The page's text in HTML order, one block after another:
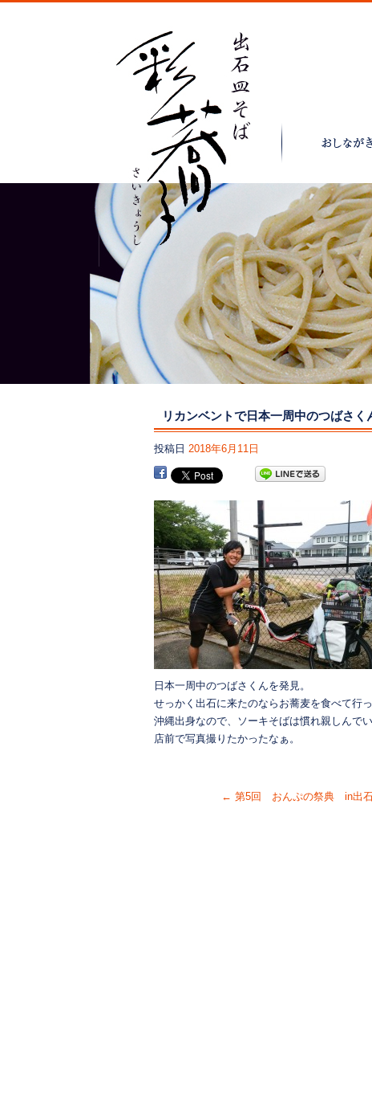
リカンベントで日本一周中のつばさく
投稿日 2018年6月11日
日本一周中のつばさくんを発見。
せっかく出石に来たのならお蕎麦を食べて行
沖縄出身なので、ソーキそばは慣れ親しんで
店前で写真撮りたかったなぁ。
← 第5回 おんぷの祭典 in出